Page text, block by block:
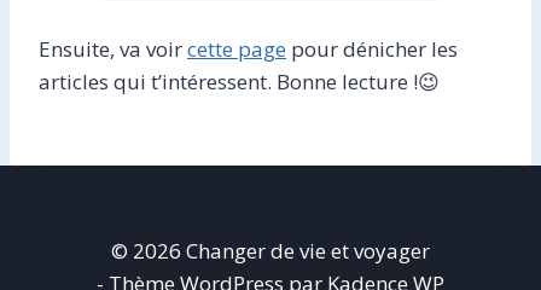
Ensuite, va voircette page pour dénicher les
articles qui t’intéressent. Bonne lecture !😉
© 2026 Changer de vie et voyager
- Thème WordPress par Kadence WP